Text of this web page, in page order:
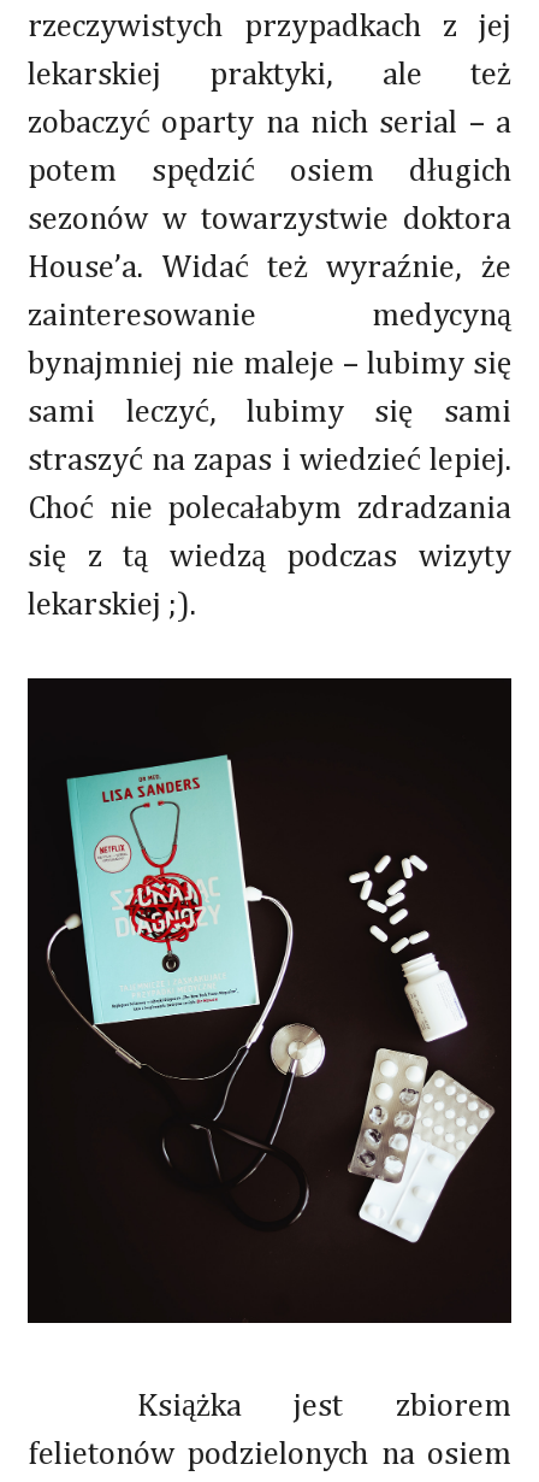
rzeczywistych przypadkach z jej
lekarskiej praktyki, ale też
zobaczyć oparty na nich serial – a
potem spędzić osiem długich
sezonów w towarzystwie doktora
House’a. Widać też wyraźnie, że
zainteresowanie medycyną
bynajmniej nie maleje – lubimy się
sami leczyć, lubimy się sami
straszyć na zapas i wiedzieć lepiej.
Choć nie polecałabym zdradzania
się z tą wiedzą podczas wizyty
lekarskiej ;).
Książka jest zbiorem
felietonów podzielonych na osiem